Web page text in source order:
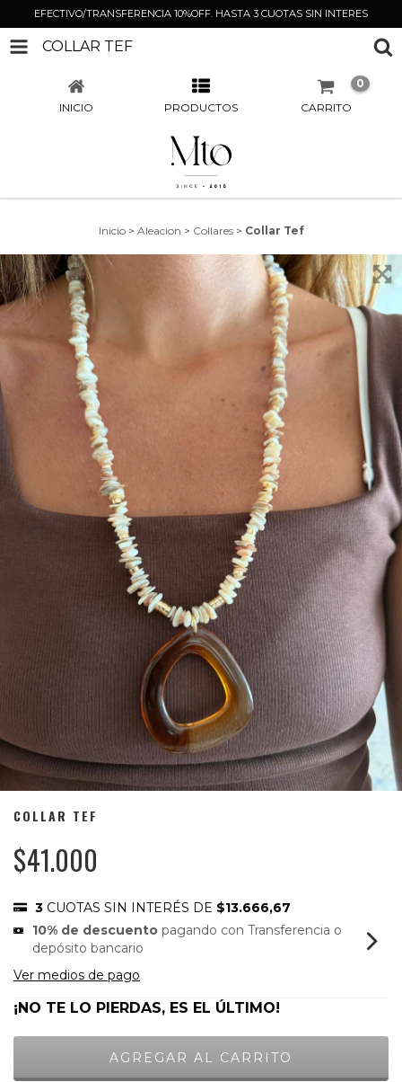
EFECTIVO/TRANSFERENCIA 10%OFF. HASTA 3 CUOTAS SIN INTERES
COLLAR TEF
INICIO PRODUCTOS CARRITO
0
Inicio > Aleacion > Collares > Collar Tef
COLLAR TEF
$41.000
3 CUOTAS SIN INTERÉS DE $13.666,67
10% de descuento pagando con Transferencia o
depósito bancario
Ver medios de pago
¡NO TE LO PIERDAS, ES EL ÚLTIMO!